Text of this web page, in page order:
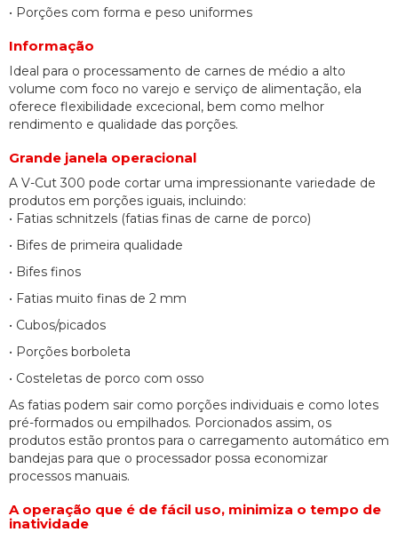
• Porções com forma e peso uniformes
Informação
Ideal para o processamento de carnes de médio a alto
volume com foco no varejo e serviço de alimentação, ela
oferece flexibilidade excecional, bem como melhor
rendimento e qualidade das porções.
Grande janela operacional
A V-Cut 300 pode cortar uma impressionante variedade de
produtos em porções iguais, incluindo:
• Fatias schnitzels (fatias finas de carne de porco)
• Bifes de primeira qualidade
• Bifes finos
• Fatias muito finas de 2 mm
• Cubos/picados
• Porções borboleta
• Costeletas de porco com osso
As fatias podem sair como porções individuais e como lotes
pré-formados ou empilhados. Porcionados assim, os
produtos estão prontos para o carregamento automático em
bandejas para que o processador possa economizar
processos manuais.
A operação que é de fácil uso, minimiza o tempo de
inatividade